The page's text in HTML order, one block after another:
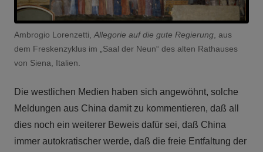
Ambrogio Lorenzetti,Allegorie auf die gute Regierung, aus
dem Freskenzyklus im „Saal der Neun“ des alten Rathauses
von Siena, Italien.
Die westlichen Medien haben sich angewöhnt, solche
Meldungen aus China damit zu kommentieren, daß all
dies noch ein weiterer Beweis dafür sei, daß China
immer autokratischer werde, daß die freie Entfaltung der